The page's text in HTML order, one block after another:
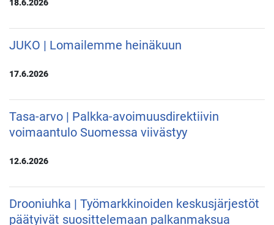
18.6.2026
JUKO | Lomailemme heinäkuun
17.6.2026
Tasa-arvo | Palkka-avoimuusdirektiivin
voimaantulo Suomessa viivästyy
12.6.2026
Drooniuhka | Työmarkkinoiden keskusjärjestöt
päätyivät suosittelemaan palkanmaksua